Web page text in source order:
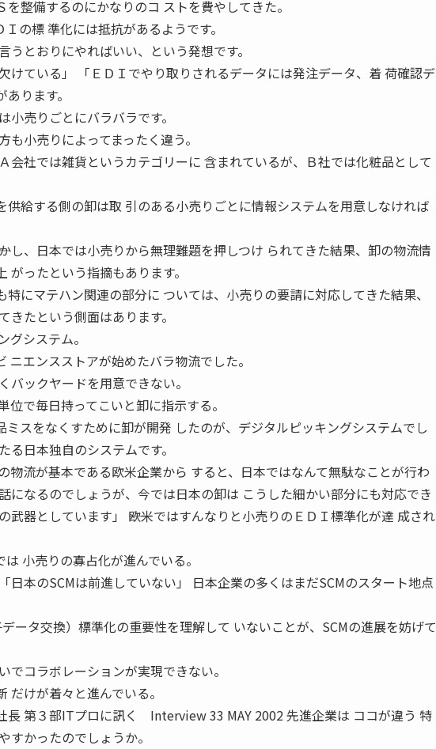
を整備するのにかなりのコ ストを費やしてきた。
の標 準化には抵抗があるようです。
うとおりにやればいい、という発想です。
けている」 「ＥＤＩでやり取りされるデータには発注データ、着 荷確認デ
ります。
小売りごとにバラバラです。
も小売りによってまったく違う。
会社では雑貨というカテゴリーに 含まれているが、Ｂ社では化粧品として
供給する側の卸は取 引のある小売りごとに情報システムを用意しなければ
かし、日本では小売りから無理難題を押しつけ られてきた結果、卸の物流情
がったという指摘もあります。
特にマテハン関連の部分に ついては、小売りの要請に対応してきた結果、
きたという側面はあります。
グシステム。
ニエンスストアが始めたバラ物流でした。
バックヤードを用意できない。
位で毎日持ってこいと卸に指示する。
ミスをなくすために卸が開発 したのが、デジタルピッキングシステムでし
る日本独自のシステムです。
物流が基本である欧米企業から すると、日本ではなんて無駄なことが行わ
になるのでしょうが、今では日本の卸は こうした細かい部分にも対応でき
武器としています」 ――欧米ではすんなりと小売りのＥＤＩ標準化が達 成され
小売りの寡占化が進んでいる。
日本のSCMは前進していない」 日本企業の多くはまだSCMのスタート地点
ータ交換）標準化の重要性を理解して いないことが、SCMの進展を妨げて
でコラボレーションが実現できない。
だけが着々と進んでいる。
第３部ITプロに訊く Interview 33 MAY 2002 先進企業は ココが違う 特
すかったのでしょうか。